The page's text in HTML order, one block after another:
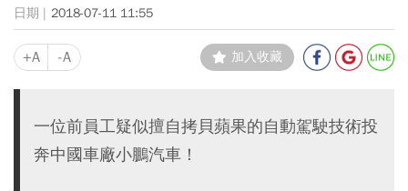
2018-07-11 11:55
+A -A 加入收藏
一位前員工疑似擅自拷貝蘋果的自動駕駛技術投
奔中國車廠小鵬汽車！